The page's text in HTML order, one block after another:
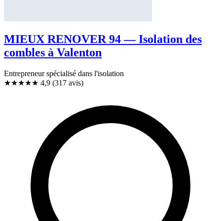
MIEUX RENOVER 94 — Isolation des
combles à Valenton
Entrepreneur spécialisé dans l'isolation
★★★★★ 4,9 (317 avis)